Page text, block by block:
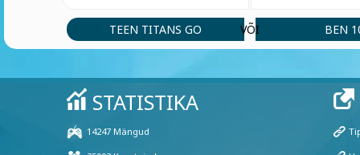
TEEN TITANS GO VÕI BEN